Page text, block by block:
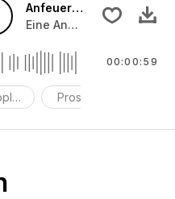
prosten
Anfeuerungsrufe 30
Eine Ansammlung von
Prost
00:00:59